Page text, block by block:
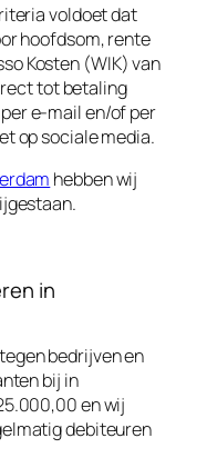
voldoet dat
hoofdsom, rente
Kosten (WIK) van
tot betaling
e-mail en/of per
op sociale media.
hebben wij
in
bedrijven en
bij in
en wij
debiteuren